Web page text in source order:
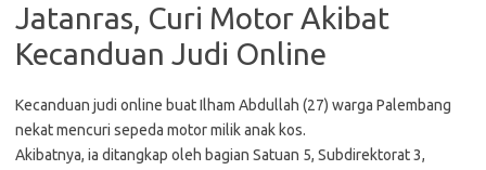
Jatanras, Curi Motor Akibat
Kecanduan Judi Online
Kecanduan judi online buat Ilham Abdullah (27) warga Palembang
nekat mencuri sepeda motor milik anak kos.
Akibatnya, ia ditangkap oleh bagian Satuan 5, Subdirektorat 3,